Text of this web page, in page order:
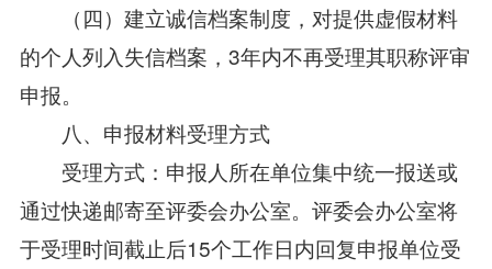
（四）建立诚信档案制度，对提供虚假材料
的个人列入失信档案，3年内不再受理其职称评审
申报。
八、申报材料受理方式
受理方式：申报人所在单位集中统一报送或
通过快递邮寄至评委会办公室。评委会办公室将
于受理时间截止后15个工作日内回复申报单位受